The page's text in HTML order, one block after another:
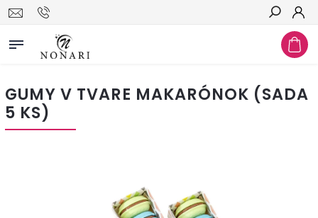
Hľadať
GUMY V TVARE MAKARÓNOK (SADA
5 KS)